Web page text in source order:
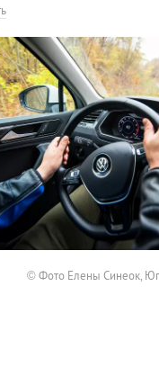
© Фото Елены Синеок,